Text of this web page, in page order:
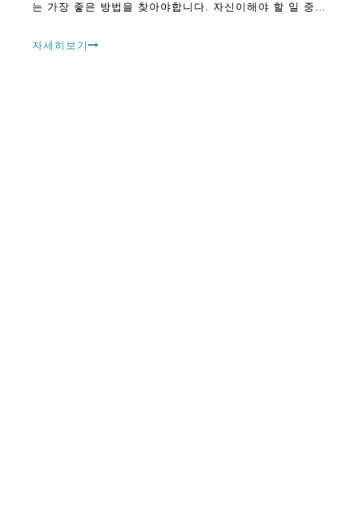
는 가장 좋은 방법을 찾아야합니다. 자신이해야 할 일 중
로 포화 된 장소 중 하나
자세히보기